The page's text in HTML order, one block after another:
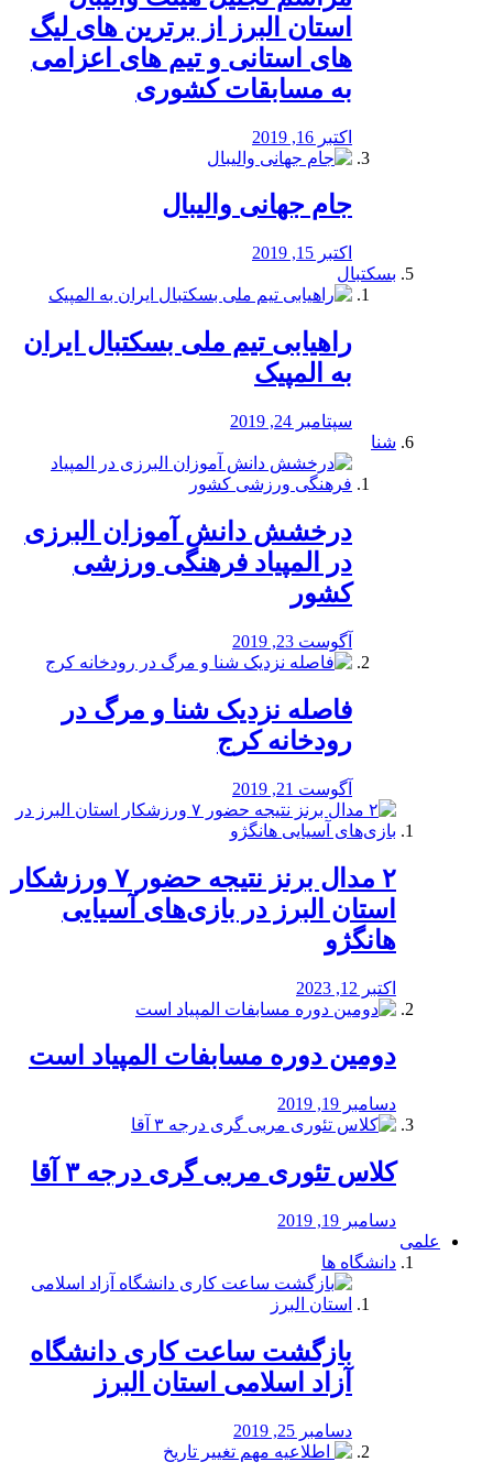
استان البرز از برترین های لیگ
های استانی و تیم های اعزامی
به مسابقات کشوری
اکتبر 16, 2019
جام جهانی والیبال
اکتبر 15, 2019
بسکتبال
راهیابی تیم ملی بسکتبال ایران
به المپیک
سپتامبر 24, 2019
شنا
درخشش دانش آموزان البرزی
در المپیاد فرهنگی ورزشی
کشور
آگوست 23, 2019
️فاصله نزدیک شنا و مرگ در
رودخانه کرج
آگوست 21, 2019
۲ مدال برنز نتیجه حضور ۷ ورزشکار
استان البرز در بازی‌های آسیایی
هانگژو
اکتبر 12, 2023
دومین دوره مسابفات المپیاد است
دسامبر 19, 2019
کلاس تئوری مربی گری درجه ۳ آقا
دسامبر 19, 2019
علمی
دانشگاه ها
بازگشت ساعت کاری دانشگاه
آزاد اسلامی استان البرز
دسامبر 25, 2019